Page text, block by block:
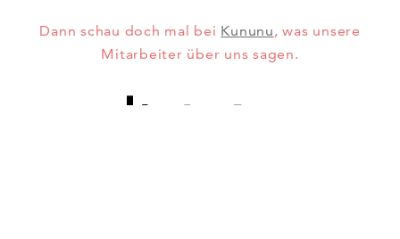
Dann schau doch mal bei Kununu, was unsere
Mitarbeiter über uns sagen.